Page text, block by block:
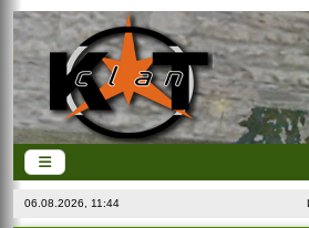
06.08.2026, 11:44